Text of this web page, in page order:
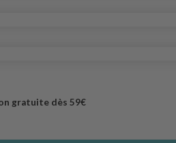
gratuite dès 59€